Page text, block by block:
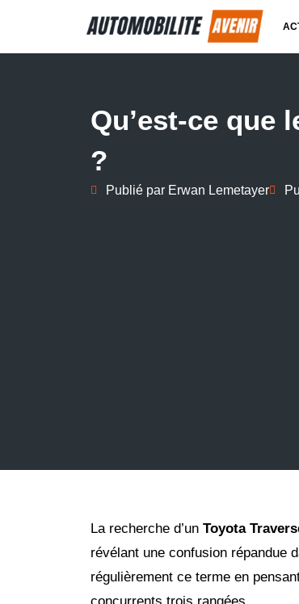
Qu’est-ce que
?
Publié par Erwan Lemetayer
La recherche d’un Toyota
révélant une confusion répandue
régulièrement ce terme en